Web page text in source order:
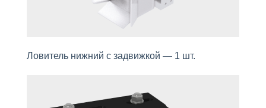
Ловитель нижний с задвижкой — 1 шт.